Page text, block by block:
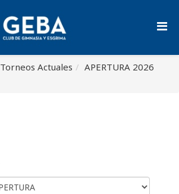
Torneos Actuales
APERTURA 2026